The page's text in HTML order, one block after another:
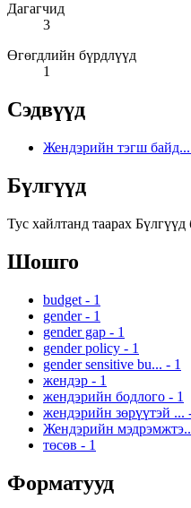
Дагагчид
3
Өгөгдлийн бүрдлүүд
1
Сэдвүүд
Жендэрийн тэгш байд...
Бүлгүүд
Тус хайлтанд таарах
Шошго
budget - 1
gender - 1
gender gap - 1
gender policy - 1
gender sensitive bu... - 1
жендэр - 1
жендэрийн бодлого - 1
жендэрийн зөрүүтэй ...
Жендэрийн
төсөв - 1
Форматууд